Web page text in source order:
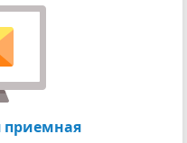
приемная